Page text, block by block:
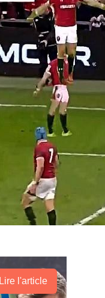
Lire l'article